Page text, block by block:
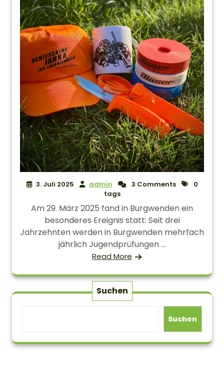
3. Juli 2025 admin 3 Comments
0
tags
Am 29. März 2025 fand in Burgwenden ein
besonderes Ereignis statt: Seit drei
Jahrzehnten werden in Burgwenden mehrfach
jährlich Jugendprüfungen ...
Read More
Suchen
Suchen